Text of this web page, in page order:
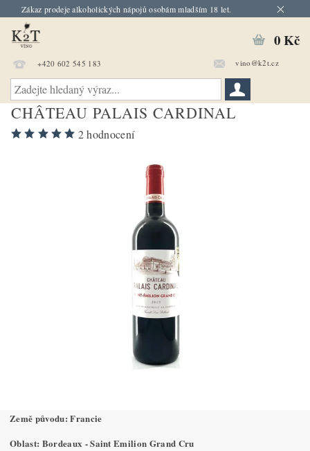
Zákaz prodeje alkoholických nápojů osobám mladším 18 let.
+420 602 545 183 vino@k2t.cz
0 Kč
CHÂTEAU PALAIS CARDINAL
2 hodnocení
Země původu: Francie
Oblast: Bordeaux - Saint Emilion Grand Cru